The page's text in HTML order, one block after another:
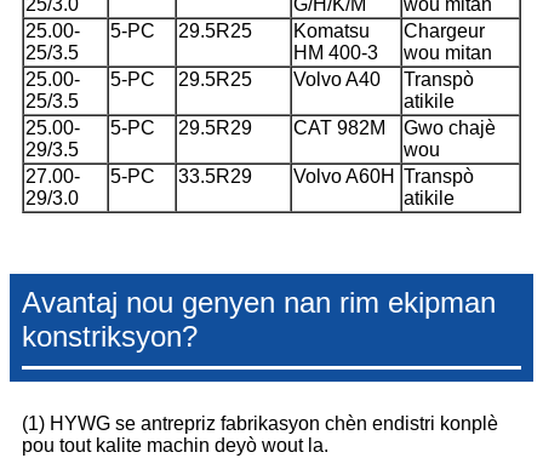
25/3.0
G/H/K/M
wou mitan
25.00-
25/3.5
5-PC 29.5R25
Komatsu
HM 400-3
Chargeur
wou mitan
25.00-
25/3.5
5-PC 29.5R25 Volvo A40
Transpò
atikile
25.00-
29/3.5
5-PC 29.5R29 CAT 982M
Gwo chajè
wou
27.00-
29/3.0
5-PC 33.5R29 Volvo A60H Transpò
atikile
Avantaj nou genyen nan rim ekipman
konstriksyon?
(1) HYWG se antrepriz fabrikasyon chèn endistri konplè
pou tout kalite machin deyò wout la.